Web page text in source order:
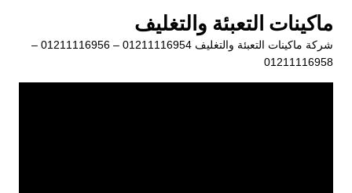
المحتوى
ماكينات التعبئة والتغليف
شركة ماكينات التعبئة والتغليف 01211116954 – 01211116956 –
01211116958